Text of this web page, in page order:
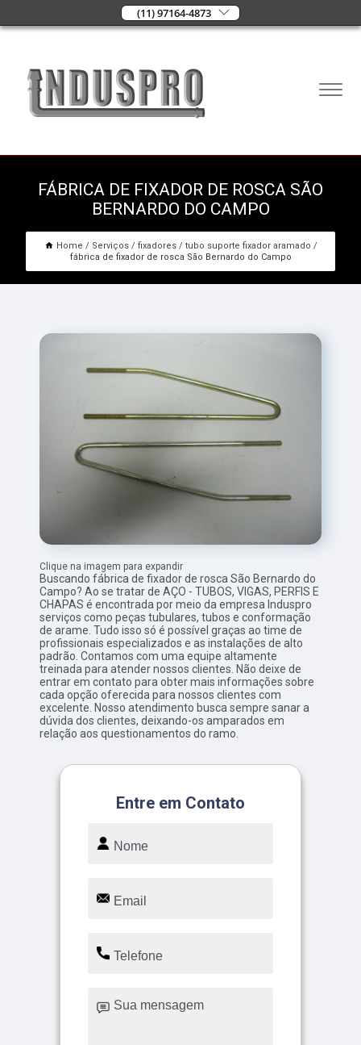
(11) 97164-4873
FÁBRICA DE FIXADOR DE ROSCA SÃO
BERNARDO DO CAMPO
Home Serviços fixadores
tubo suporte fixador aramado
fábrica de fixador de rosca São Bernardo do Campo
Clique na imagem para expandir
Buscando fábrica de fixador de rosca São Bernardo do
Campo? Ao se tratar de AÇO - TUBOS, VIGAS, PERFIS E
CHAPAS é encontrada por meio da empresa Induspro
serviços como peças tubulares, tubos e conformação
de arame. Tudo isso só é possível graças ao time de
profissionais especializados e as instalações de alto
padrão. Contamos com uma equipe altamente
treinada para atender nossos clientes. Não deixe de
entrar em contato para obter mais informações sobre
cada opção oferecida para nossos clientes com
excelente. Nosso atendimento busca sempre sanar a
dúvida dos clientes, deixando-os amparados em
relação aos questionamentos do ramo.
Entre em Contato